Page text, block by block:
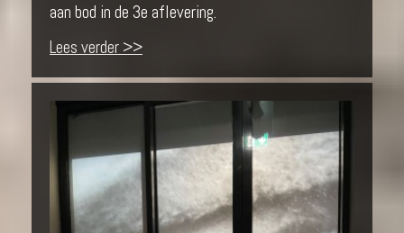
aan bod in de 3e aflevering.
Lees verder >>